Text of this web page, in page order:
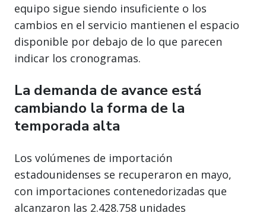
equipo sigue siendo insuficiente o los
cambios en el servicio mantienen el espacio
disponible por debajo de lo que parecen
indicar los cronogramas.
La demanda de avance está
cambiando la forma de la
temporada alta
Los volúmenes de importación
estadounidenses se recuperaron en mayo,
con importaciones contenedorizadas que
alcanzaron las 2.428.758 unidades